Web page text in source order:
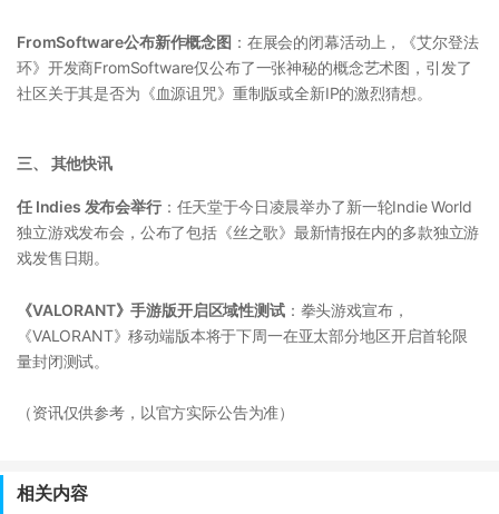
FromSoftware公布新作概念图 ：在展会的闭幕活动上，《艾尔登法
环》开发商FromSoftware仅公布了一张神秘的概念艺术图，引发了
社区关于其是否为《血源诅咒》重制版或全新IP的激烈猜想。
三、 其他快讯
任 Indies 发布会举行：任天堂于今日凌晨举办了新一轮Indie World
独立游戏发布会，公布了包括《丝之歌》最新情报在内的多款独立游
戏发售日期。
《VALORANT》手游版开启区域性测试：拳头游戏宣布，
《VALORANT》移动端版本将于下周一在亚太部分地区开启首轮限
量封闭测试。
（资讯仅供参考，以官方实际公告为准）
相关内容